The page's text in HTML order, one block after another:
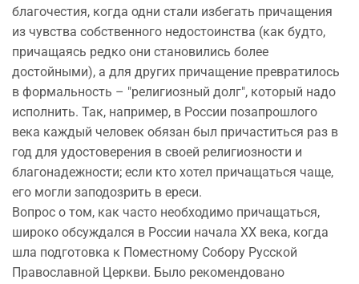
благочестия, когда одни стали избегать причащения
из чувства собственного недостоинства (как будто,
причащаясь редко они становились более
достойными), а для других причащение превратилось
в формальность – "религиозный долг", который надо
исполнить. Так, например, в России позапрошлого
века каждый человек обязан был причаститься раз в
год для удостоверения в своей религиозности и
благонадежности; если кто хотел причащаться чаще,
его могли заподозрить в ереси.
Вопрос о том, как часто необходимо причащаться,
широко обсуждался в России начала XX века, когда
шла подготовка к Поместному Собору Русской
Православной Церкви. Было рекомендовано